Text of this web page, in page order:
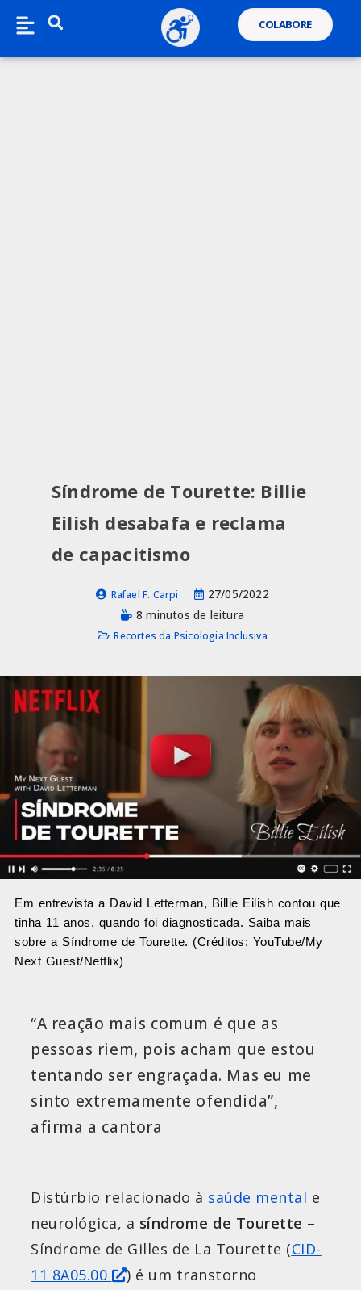
COLABORE
Síndrome de Tourette: Billie
Eilish desabafa e reclama
de capacitismo
Rafael F. Carpi
27/05/2022
8 minutos de leitura
Recortes da Psicologia Inclusiva
Em entrevista a David Letterman, Billie Eilish contou que
tinha 11 anos, quando foi diagnosticada. Saiba mais
sobre a Síndrome de Tourette. (Créditos: YouTube/My
Next Guest/Netflix)
“A reação mais comum é que as
pessoas riem, pois acham que estou
tentando ser engraçada. Mas eu me
sinto extremamente ofendida”,
afirma a cantora
Distúrbio relacionado à saúde mental e
neurológica, a síndrome de Tourette –
Síndrome de Gilles de La Tourette (CID-
11 8A05.00
) é um transtorno